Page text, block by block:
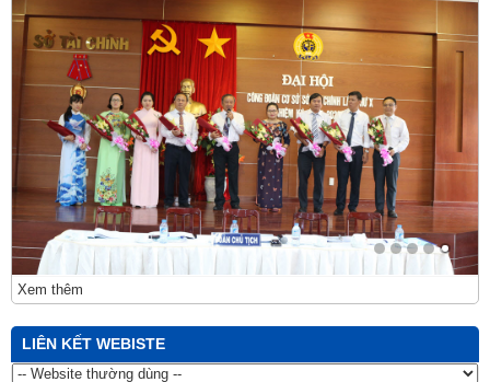
Xem thêm
LIÊN KẾT WEBISTE
THĂM DÒ Ý KIẾN